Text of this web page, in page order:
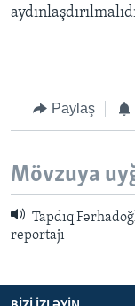
Paylaş
Mövzuya
Tapdıq
reportajı